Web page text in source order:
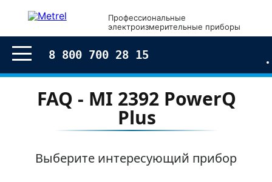
Профессиональные
электроизмерительные приборы
8 800 700 28 15
FAQ - MI 2392 PowerQ
Plus
Выберите интересующий прибор